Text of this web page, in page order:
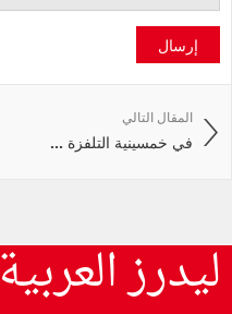
إرسال
المقال التالي
في خمسينية التلفزة ...
ليدرز العربية